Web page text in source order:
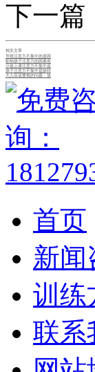
下一篇
相关文章
导致注意力不集中的原因
影响孩子注意力的因素有
小孩上课注意力不集中是
孩子注意力不集中是缺锌
大人应该重视的问题：孩
首页
新闻
训练
联系